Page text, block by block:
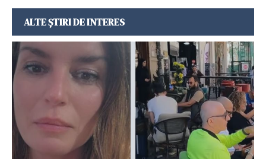
ALTE ȘTIRI DE INTERES